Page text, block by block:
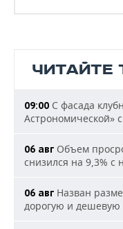
ЧИТАЙТЕ
09:00 С фасада
Астрономической»
06 авг Объем
снизился на 9,3% с
06 авг Назван
дорогую и дешевую